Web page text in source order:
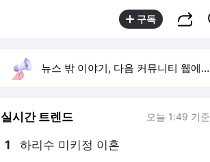
구독
뉴스 밖 이야기, 다음 커뮤니티 웹에서 보기
실시간 트렌드 오늘 1:49 기준
1 하리수 미키정 이혼